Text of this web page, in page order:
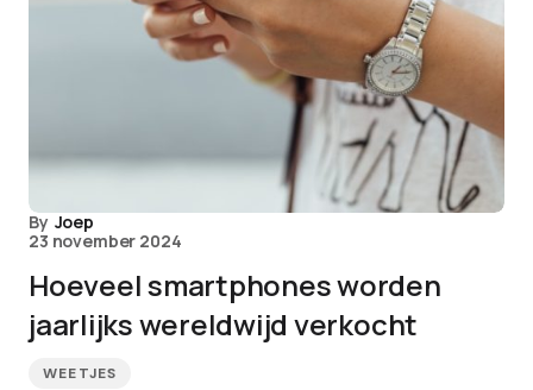
By Joep
23 november 2024
Hoeveel smartphones worden
jaarlijks wereldwijd verkocht
WEETJES